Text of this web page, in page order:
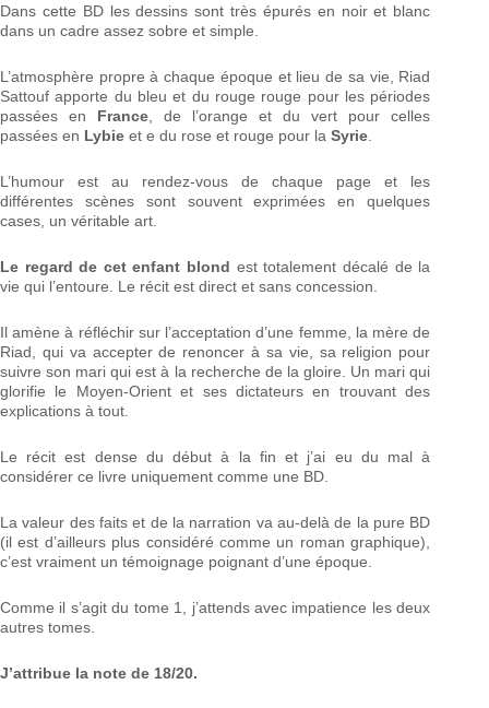
Dans cette BD les dessins sont très épurés en noir et blanc
dans un cadre assez sobre et simple.
L’atmosphère propre à chaque époque et lieu de sa vie, Riad
Sattouf apporte du bleu et du rouge rouge pour les périodes
passées en France , de l’orange et du vert pour celles
passées en Lybie et e du rose et rouge pour la Syrie
L’humour est au rendez-vous de chaque page et les
différentes scènes sont souvent exprimées en quelques
cases, un véritable art.
Le regard de cet enfant blond est totalement décalé de la
vie qui l’entoure. Le récit est direct et sans concession.
Il amène à réfléchir sur l’acceptation d’une femme, la mère de
Riad, qui va accepter de renoncer à sa vie, sa religion pour
suivre son mari qui est à la recherche de la gloire. Un mari qui
glorifie le Moyen-Orient et ses dictateurs en trouvant des
explications à tout.
Le récit est dense du début à la fin et j’ai eu du mal à
considérer ce livre uniquement comme une BD.
La valeur des faits et de la narration va au-delà de la pure BD
(il est d’ailleurs plus considéré comme un roman graphique),
c’est vraiment un témoignage poignant d’une époque.
Comme il s’agit du tome 1, j’attends avec impatience les deux
autres tomes.
J’attribue la note de 18/20.